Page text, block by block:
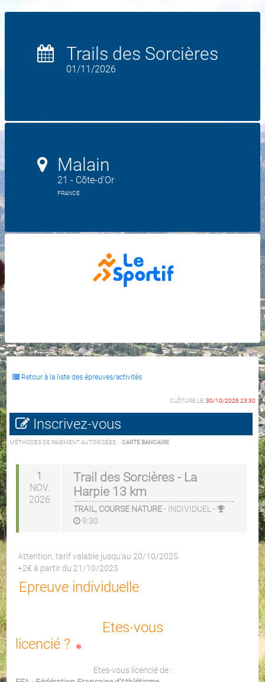
Trails des Sorcières
01/11/2026
Malain
21 - Côte-d'Or
FRANCE
Retour à la liste des épreuves/activités
CLÔTURE LE:30/10/2026 23:30
Inscrivez-vous
MÉTHODES DE PAIEMENT AUTORISÉES : CARTE BANCAIRE
1
NOV.
2026
Trail des Sorcières - La
Harpie 13 km
TRAIL, COURSE NATURE - INDIVIDUEL -
9:30
Attention, tarif valable jusqu'au 20/10/2025.
+2€ à partir du 21/10/2025
Epreuve individuelle
Etes-vous
licencié ?
Etes-vous licencié de :